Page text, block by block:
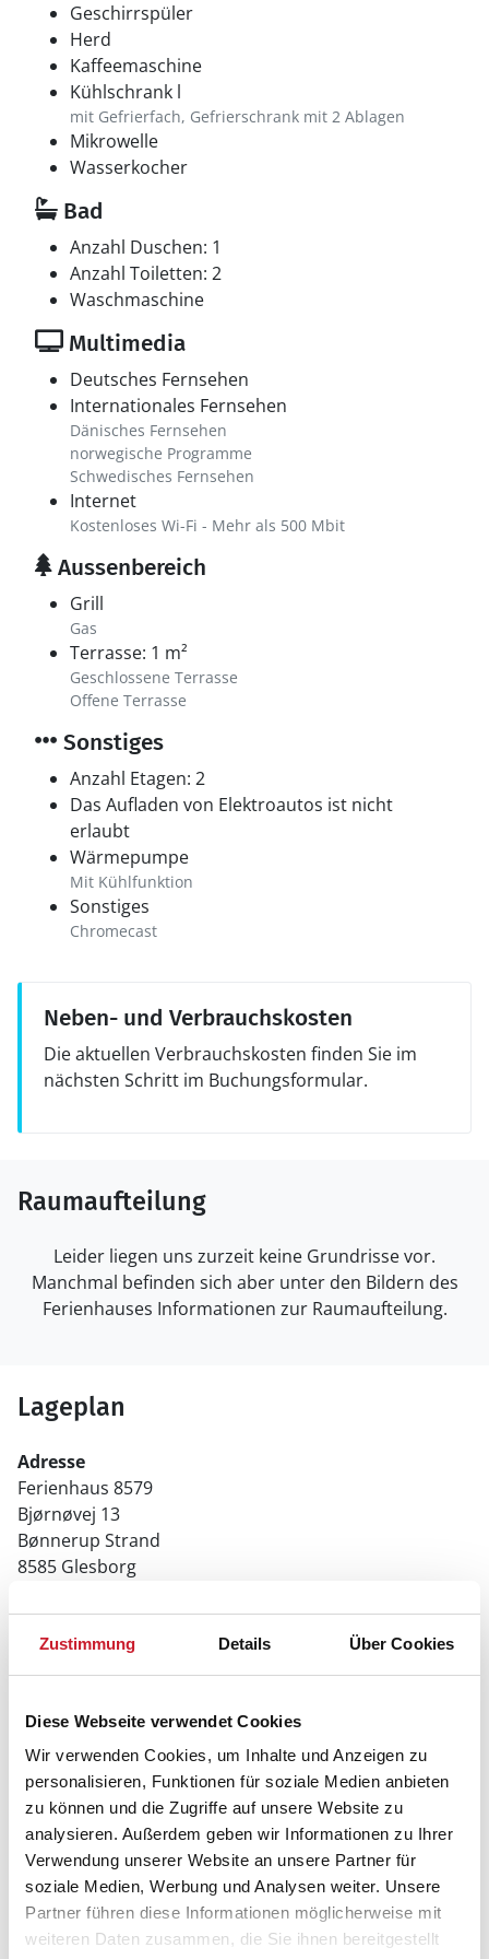
Zustimmung Details Über Cookies
Diese Webseite verwendet Cookies
Wir verwenden Cookies, um Inhalte und Anzeigen zu
personalisieren, Funktionen für soziale Medien anbieten
zu können und die Zugriffe auf unsere Website zu
analysieren. Außerdem geben wir Informationen zu Ihrer
Verwendung unserer Website an unsere Partner für
soziale Medien, Werbung und Analysen weiter. Unsere
Partner führen diese Informationen möglicherweise mit
weiteren Daten zusammen, die Sie ihnen bereitgestellt
Geschirrspüler
Herd
Kaffeemaschine
Kühlschrank l
mit Gefrierfach, Gefrierschrank mit 2 Ablagen
Mikrowelle
Wasserkocher
Bad
Anzahl Duschen: 1
Anzahl Toiletten: 2
Waschmaschine
Multimedia
Deutsches Fernsehen
Internationales Fernsehen
Dänisches Fernsehen
norwegische Programme
Schwedisches Fernsehen
Internet
Kostenloses Wi-Fi - Mehr als 500 Mbit
Aussenbereich
Grill
Gas
Terrasse: 1 m²
Geschlossene Terrasse
Offene Terrasse
Sonstiges
Anzahl Etagen: 2
Das Aufladen von Elektroautos ist nicht
erlaubt
Wärmepumpe
Mit Kühlfunktion
Sonstiges
Chromecast
Neben- und Verbrauchskosten
Die aktuellen Verbrauchskosten finden Sie im
nächsten Schritt im Buchungsformular.
Raumaufteilung
Leider liegen uns zurzeit keine Grundrisse vor.
Manchmal befinden sich aber unter den Bildern des
Ferienhauses Informationen zur Raumaufteilung.
Lageplan
Adresse
Ferienhaus 8579
Bjørnøvej 13
Bønnerup Strand
8585 Glesborg